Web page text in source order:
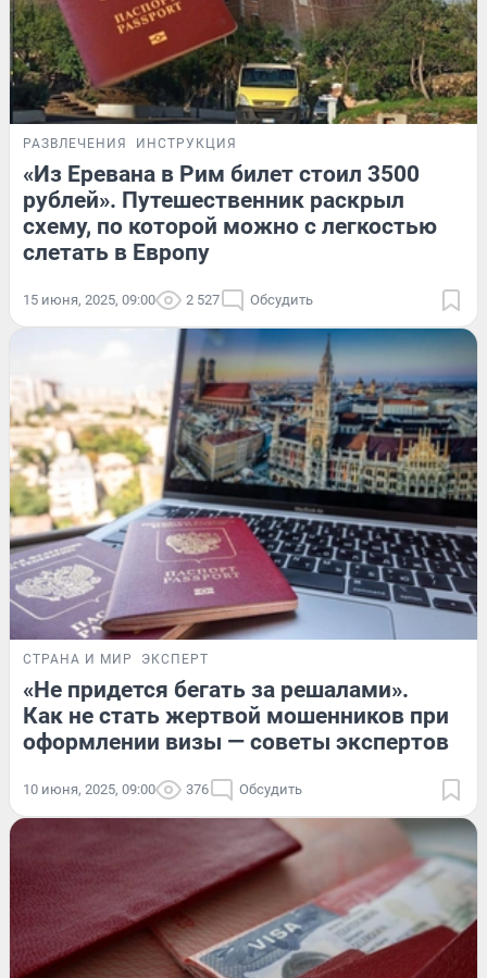
РАЗВЛЕЧЕНИЯ ИНСТРУКЦИЯ
«Из Еревана в Рим билет стоил 3500
рублей». Путешественник раскрыл
схему, по которой можно с легкостью
слетать в Европу
15 июня, 2025, 09:00 2 527 Обсудить
СТРАНА И МИР ЭКСПЕРТ
«Не придется бегать за решалами».
Как не стать жертвой мошенников при
оформлении визы — советы экспертов
10 июня, 2025, 09:00 376 Обсудить